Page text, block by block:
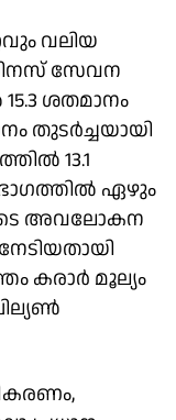
വലിയ
സേവന
ശതമാനം
തുടര്‍ച്ചയായി
13.1
ഏഴും
അവലോകന
കരാര്‍ മൂല്യം